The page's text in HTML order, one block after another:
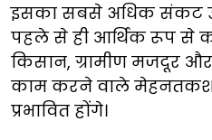
इसका सबसे अधिक संकट
पहले से ही आर्थिक रूप से
किसान, ग्रामीण मजदूर
काम करने वाले मेहनतकश
प्रभावित होंगे।